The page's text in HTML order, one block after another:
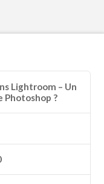
Lightroom – Un
Photoshop ?